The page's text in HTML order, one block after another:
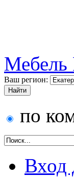
Ваш регион:
по
Вход